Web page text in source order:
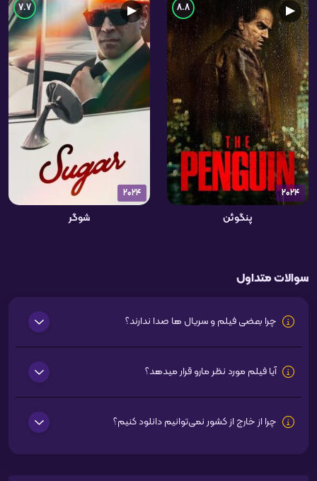
2024
▶
8.8
پنگوئن
2024
▶
7.7
شوگر
سوالات متداول
چرا بعضی فیلم و سریال ها صدا ندارند؟
آیا فیلم مورد نظر مارو قرار میدهد؟
چرا از خارج از کشور نمی‌توانیم دانلود کنیم؟